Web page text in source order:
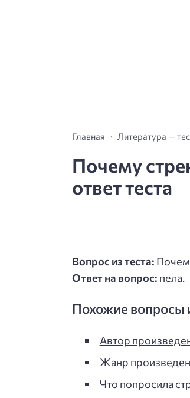
Главная Литература —
Почему
ответ теста
Вопрос из теста:
Ответ на вопрос: пела.
Похожие вопросы
Автор
Жанр
Что попросила